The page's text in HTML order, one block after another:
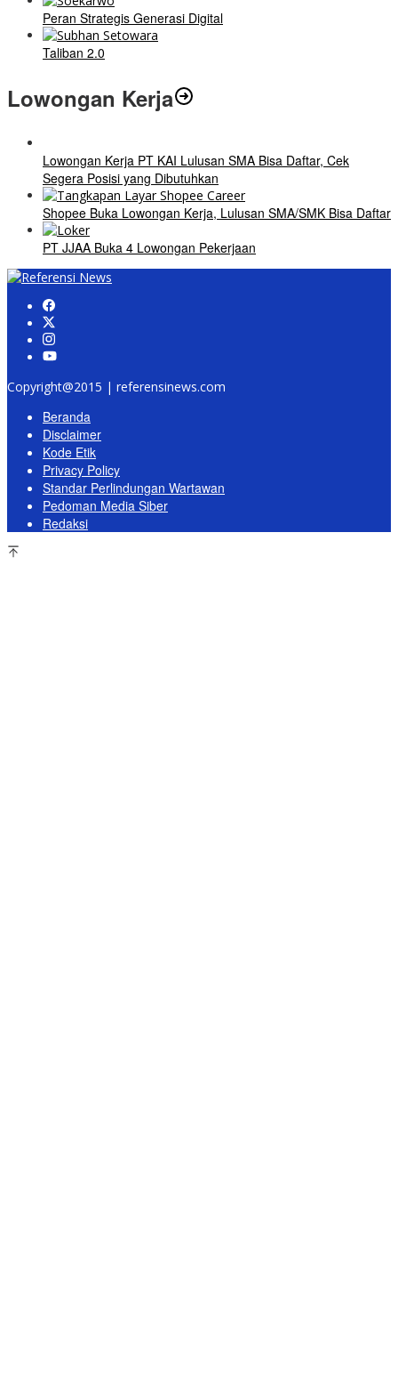
Peran Strategis Generasi Digital
Taliban 2.0
Lowongan Kerja
Lowongan Kerja PT KAI Lulusan SMA Bisa Daftar, Cek
Segera Posisi yang Dibutuhkan
Shopee Buka Lowongan Kerja, Lulusan SMA/SMK Bisa Daftar
PT JJAA Buka 4 Lowongan Pekerjaan
Copyright@2015 | referensinews.com
Beranda
Disclaimer
Kode Etik
Privacy Policy
Standar Perlindungan Wartawan
Pedoman Media Siber
Redaksi